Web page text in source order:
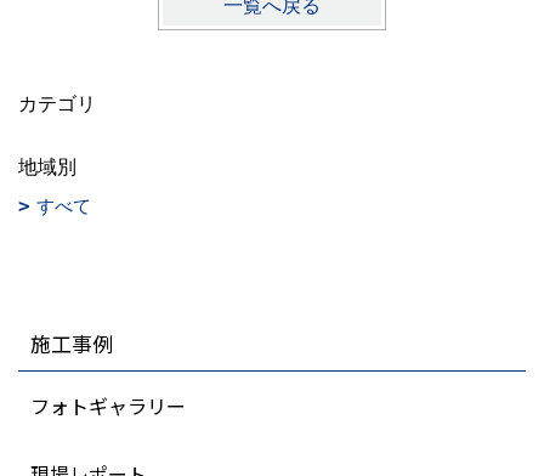
一覧へ戻る
カテゴリ
地域別
すべて
施工事例
フォトギャラリー